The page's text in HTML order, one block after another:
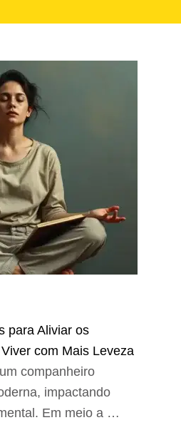
para Aliviar os
com Mais Leveza
companheiro
impactando
Em meio a …